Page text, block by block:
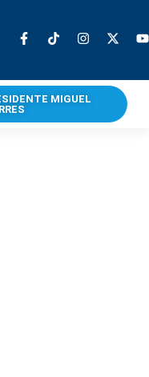
MIGUEL